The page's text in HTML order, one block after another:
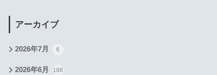
アーカイブ
2026年7月 6
2026年6月 188